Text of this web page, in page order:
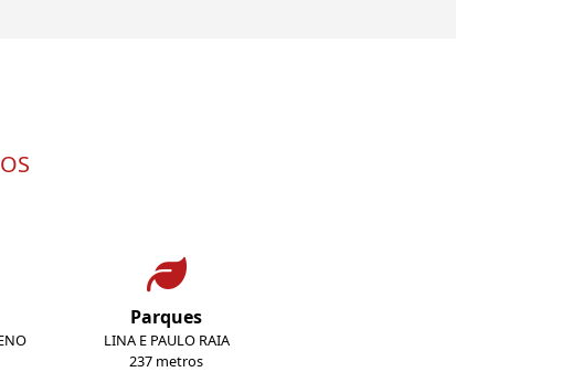
Parques
LINA E PAULO RAIA
237 metros